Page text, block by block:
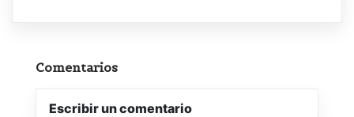
Comentarios
Escribir un comentario